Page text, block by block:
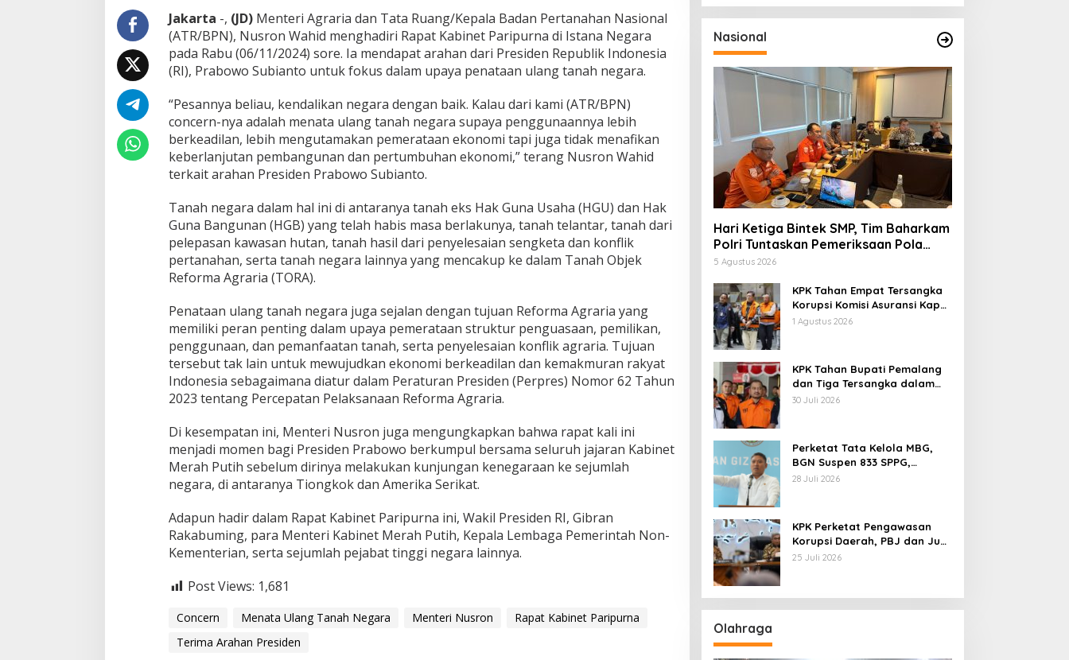
r
i
p
u
a
,
M
e
n
t
r
N
s
r
n
D
m
i
n
t
o
n
c
e
M
e
n
t
l
a
Jakarta -, (JD)Menteri Agraria dan Tata Ruang/Kepala Badan Pertanahan Nasional
(ATR/BPN), Nusron Wahid menghadiri Rapat Kabinet Paripurna di Istana Negara
pada Rabu (06/11/2024) sore. Ia mendapat arahan dari Presiden Republik Indonesia
(RI), Prabowo Subianto untuk fokus dalam upaya penataan ulang tanah negara.
“Pesannya beliau, kendalikan negara dengan baik. Kalau dari kami (ATR/BPN)
concern-nya adalah menata ulang tanah negara supaya penggunaannya lebih
berkeadilan, lebih mengutamakan pemerataan ekonomi tapi juga tidak menafikan
keberlanjutan pembangunan dan pertumbuhan ekonomi,” terang Nusron Wahid
terkait arahan Presiden Prabowo Subianto.
Tanah negara dalam hal ini di antaranya tanah eks Hak Guna Usaha (HGU) dan Hak
Guna Bangunan (HGB) yang telah habis masa berlakunya, tanah telantar, tanah dari
pelepasan kawasan hutan, tanah hasil dari penyelesaian sengketa dan konflik
pertanahan, serta tanah negara lainnya yang mencakup ke dalam Tanah Objek
Reforma Agraria (TORA).
Penataan ulang tanah negara juga sejalan dengan tujuan Reforma Agraria yang
memiliki peran penting dalam upaya pemerataan struktur penguasaan, pemilikan,
penggunaan, dan pemanfaatan tanah, serta penyelesaian konflik agraria. Tujuan
tersebut tak lain untuk mewujudkan ekonomi berkeadilan dan kemakmuran rakyat
Indonesia sebagaimana diatur dalam Peraturan Presiden (Perpres) Nomor 62 Tahun
2023 tentang Percepatan Pelaksanaan Reforma Agraria.
Di kesempatan ini, Menteri Nusron juga mengungkapkan bahwa rapat kali ini
menjadi momen bagi Presiden Prabowo berkumpul bersama seluruh jajaran Kabinet
Merah Putih sebelum dirinya melakukan kunjungan kenegaraan ke sejumlah
negara, di antaranya Tiongkok dan Amerika Serikat.
Adapun hadir dalam Rapat Kabinet Paripurna ini, Wakil Presiden RI, Gibran
Rakabuming, para Menteri Kabinet Merah Putih, Kepala Lembaga Pemerintah Non-
Kementerian, serta sejumlah pejabat tinggi negara lainnya.
Post Views: 1,681
Concern Menata Ulang Tanah Negara Menteri Nusron
Rapat Kabinet Paripurna
Terima Arahan Presiden
Nasional
Hari Ketiga Bintek SMP, Tim Baharkam
Polri Tuntaskan Pemeriksaan Pola
Pengamanan Pertamina Patra Niaga
5 Agustus 2026
KPK Tahan Empat Tersangka
Korupsi Komisi Asuransi Kapal
PT Pelni
1 Agustus 2026
KPK Tahan Bupati Pemalang
dan Tiga Tersangka dalam
Kasus Dugaan Pemerasan
30 Juli 2026
Perketat Tata Kelola MBG,
BGN Suspen 833 SPPG,
Ratusan Di Antaranya
28 Juli 2026
KPK Perketat Pengawasan
Korupsi Daerah, PBJ dan Jual
Beli Jabatan Jadi Target
25 Juli 2026
Olahraga